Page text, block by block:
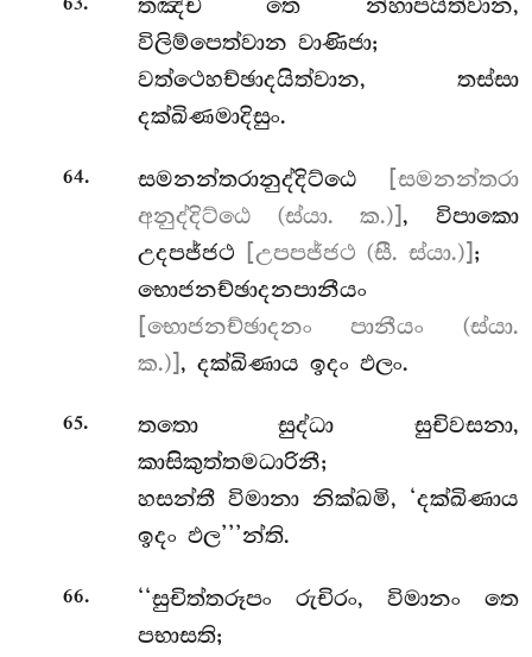
63
තඤ්ච තෙ න්හාපයිත්වාන,
විලිම්පෙත්වාන වාණිජා;
වත්ථෙහච්ඡාදයිත්වාන, තස්සා
දක්ඛිණමාදිසුං.
64. සමනන්තරානුද්දිට්ඨෙ
[සමනන්තරා
අනුද්දිට්ඨෙ (ස්යා. ක.)], විපාකො
උදපජ්ජථ [උපපජ්ජථ (සී. ස්යා.)];
භොජනච්ඡාදනපානීයං
[භොජනච්ඡාදනං පානීයං (ස්යා.
ක.)], දක්ඛිණාය ඉදං ඵලං.
65.
තතො සුද්ධා සුචිවසනා,
කාසිකුත්තමධාරිනී;
හසන්තී විමානා නික්ඛමි, ‘දක්ඛිණාය
ඉදං ඵල’’’න්ති.
66.
‘‘සුචිත්තරූපං රුචිරං, විමානං තෙ
පභාසති;